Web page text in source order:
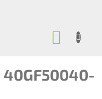
40GF50040-